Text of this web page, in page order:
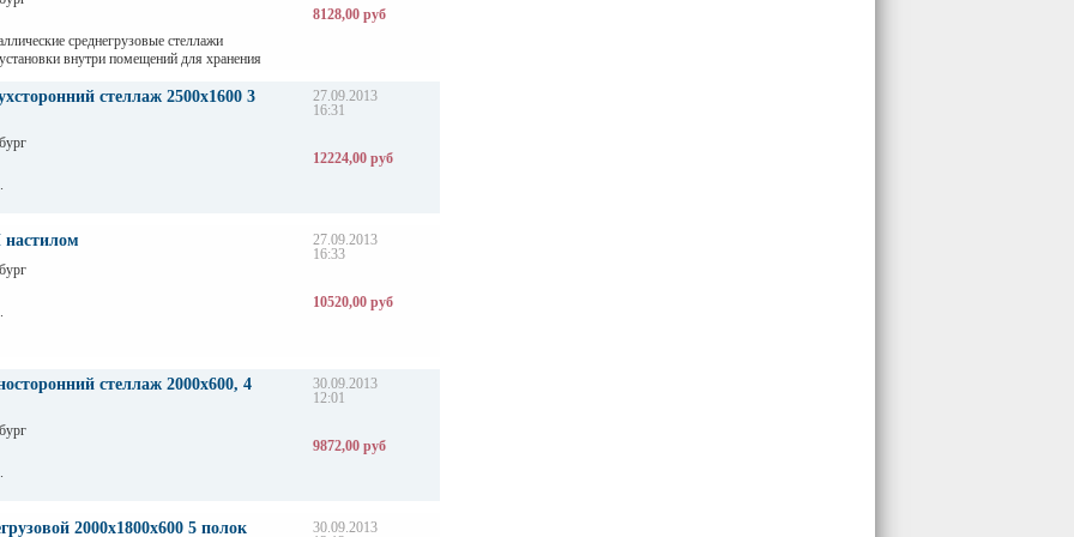
среднегрузовые стеллажи
внутри помещений для хранения
8128,00 руб
стеллаж 2500х1600 3
27.09.2013
16:31
12224,00 руб
27.09.2013
16:33
10520,00 руб
стеллаж 2000х600, 4
30.09.2013
12:01
9872,00 руб
2000х1800х600 5 полок
30.09.2013